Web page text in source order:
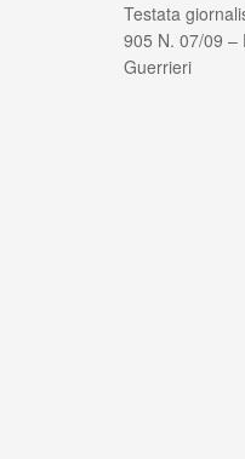
Testata
905 N. 07/09 –
Guerrieri